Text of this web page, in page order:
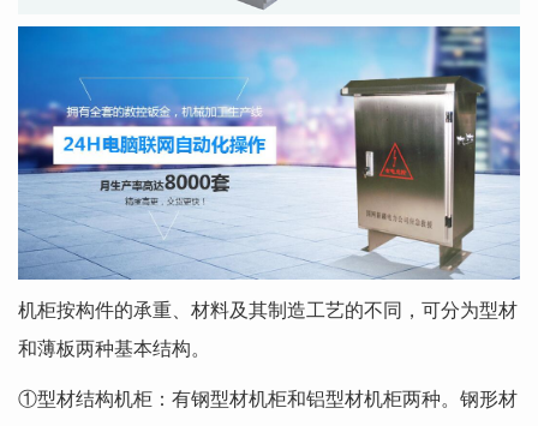
机柜按构件的承重、材料及其制造工艺的不同，可分为型材
和薄板两种基本结构。
①型材结构机柜：有钢型材机柜和铝型材机柜两种。钢形材